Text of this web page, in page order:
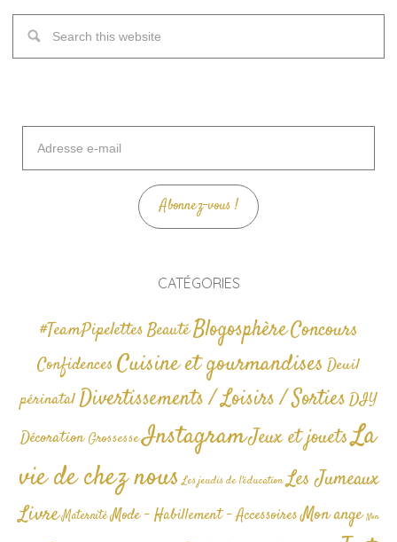
mail
Abonnez-vous !
CATÉGORIES
#TeamPipelettesBeautéBlogosphèreConcours
Confidences Cuisine et gourmandises Deuil
périnatalDivertissements / Loisirs / SortiesDIY
Décoration GrossesseInstagramJeux et jouetsLa
vie de chez nous Les jeudis de l'éducation Les Jumeaux
Livre Maternité Mode - Habillement - AccessoiresMon ange Non